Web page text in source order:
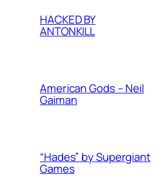
HACKED BY
ANTONKILL
American Gods – Neil
Gaiman
“Hades” by Supergiant
Games